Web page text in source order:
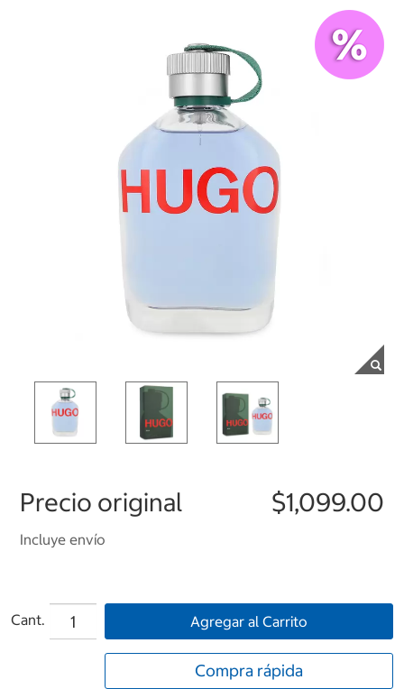
Precio original $1,099.00
Incluye envío
Cant. Agregar al Carrito
Compra rápida